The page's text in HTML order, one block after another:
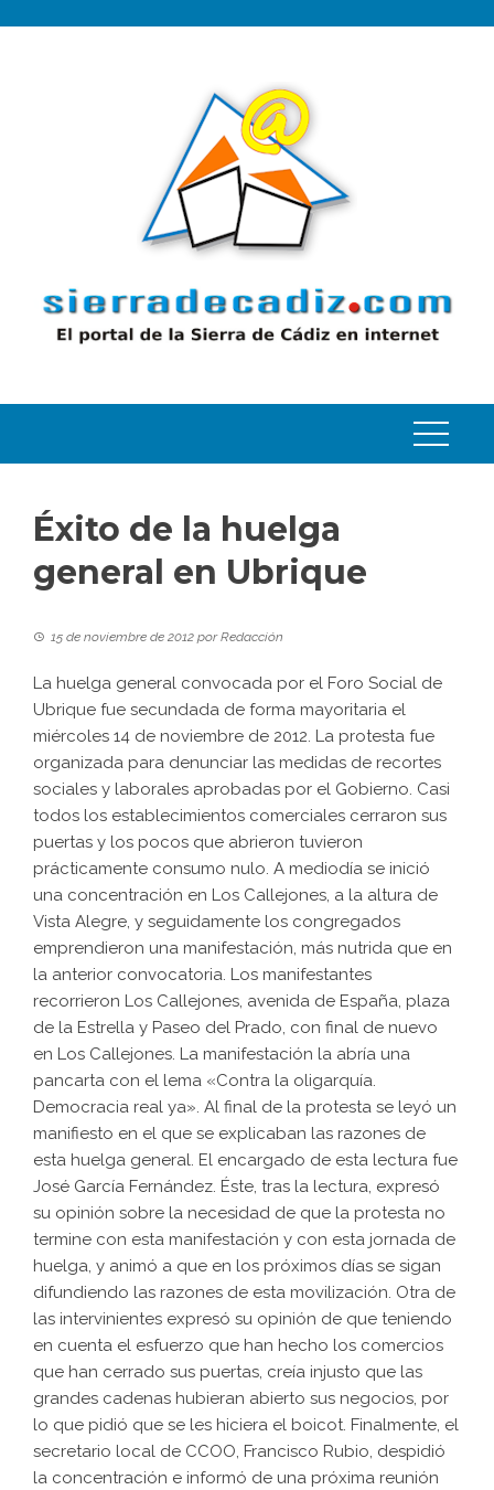
Éxito de la huelga
general en Ubrique
15 de noviembre de 2012 porRedacción
La huelga general convocada por el Foro Social de
Ubrique fue secundada de forma mayoritaria el
miércoles 14 de noviembre de 2012. La protesta fue
organizada para denunciar las medidas de recortes
sociales y laborales aprobadas por el Gobierno. Casi
todos los establecimientos comerciales cerraron sus
puertas y los pocos que abrieron tuvieron
prácticamente consumo nulo. A mediodía se inició
una concentración en Los Callejones, a la altura de
Vista Alegre, y seguidamente los congregados
emprendieron una manifestación, más nutrida que en
la anterior convocatoria. Los manifestantes
recorrieron Los Callejones, avenida de España, plaza
de la Estrella y Paseo del Prado, con final de nuevo
en Los Callejones. La manifestación la abría una
pancarta con el lema «Contra la oligarquía.
Democracia real ya». Al final de la protesta se leyó un
manifiesto en el que se explicaban las razones de
esta huelga general. El encargado de esta lectura fue
José García Fernández. Éste, tras la lectura, expresó
su opinión sobre la necesidad de que la protesta no
termine con esta manifestación y con esta jornada de
huelga, y animó a que en los próximos días se sigan
difundiendo las razones de esta movilización. Otra de
las intervinientes expresó su opinión de que teniendo
en cuenta el esfuerzo que han hecho los comercios
que han cerrado sus puertas, creía injusto que las
grandes cadenas hubieran abierto sus negocios, por
lo que pidió que se les hiciera el boicot. Finalmente, el
secretario local de CCOO, Francisco Rubio, despidió
la concentración e informó de una próxima reunión